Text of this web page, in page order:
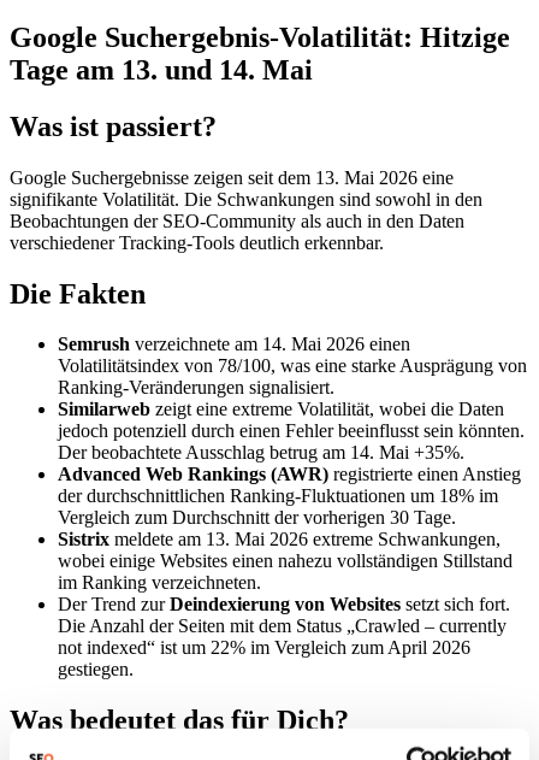
Google Suchergebnis-Volatilität: Hitzige
Tage am 13. und 14. Mai
Was ist passiert?
Google Suchergebnisse zeigen seit dem 13. Mai 2026 eine
signifikante Volatilität. Die Schwankungen sind sowohl in den
Beobachtungen der SEO-Community als auch in den Daten
verschiedener Tracking-Tools deutlich erkennbar.
Die Fakten
Semrush verzeichnete am 14. Mai 2026 einen
Volatilitätsindex von 78/100, was eine starke Ausprägung von
Ranking-Veränderungen signalisiert.
Similarweb zeigt eine extreme Volatilität, wobei die Daten
jedoch potenziell durch einen Fehler beeinflusst sein könnten.
Der beobachtete Ausschlag betrug am 14. Mai +35%.
Advanced Web Rankings (AWR) registrierte einen Anstieg
der durchschnittlichen Ranking-Fluktuationen um 18% im
Vergleich zum Durchschnitt der vorherigen 30 Tage.
Sistrix meldete am 13. Mai 2026 extreme Schwankungen,
wobei einige Websites einen nahezu vollständigen Stillstand
im Ranking verzeichneten.
Der Trend zurDeindexierung von Websites setzt sich fort.
Die Anzahl der Seiten mit dem Status „Crawled – currently
not indexed“ ist um 22% im Vergleich zum April 2026
gestiegen.
Was bedeutet das für Dich?